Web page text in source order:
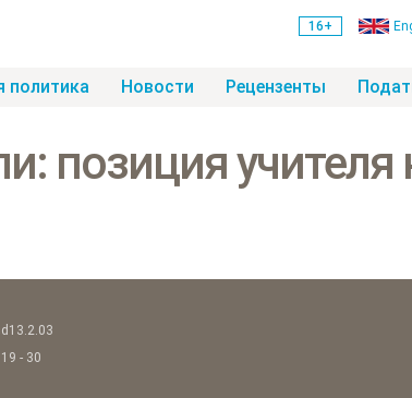
16+
политика Hовости Рецензенты
позиция учителя
- 30